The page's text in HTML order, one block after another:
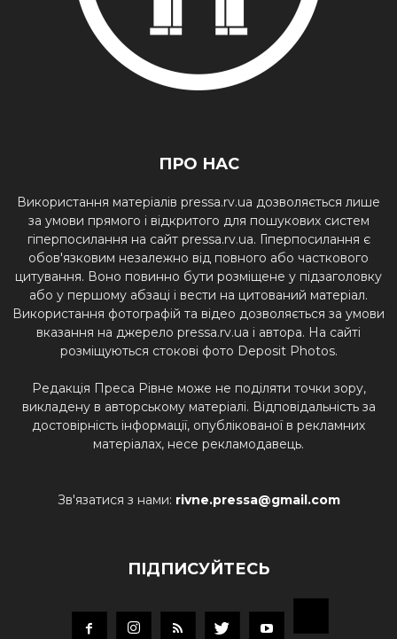
ПРО НАС
Використання матеріалів pressa.rv.ua дозволяється лише
за умови прямого і відкритого для пошукових систем
гіперпосилання на сайт pressa.rv.ua. Гіперпосилання є
обов'язковим незалежно від повного або часткового
цитування. Воно повинно бути розміщене у підзаголовку
або у першому абзаці і вести на цитований матеріал.
Використання фотографій та відео дозволяється за умови
вказання на джерело pressa.rv.ua і автора. На сайті
розміщуються стокові фото Deposit Photos.
Редакція Преса Рівне може не поділяти точки зору,
викладену в авторському матеріалі. Відповідальність за
достовірність інформації, опублікованої в рекламних
матеріалах, несе рекламодавець.
Зв'язатися з нами: rivne.pressa@gmail.com
ПІДПИСУЙТЕСЬ